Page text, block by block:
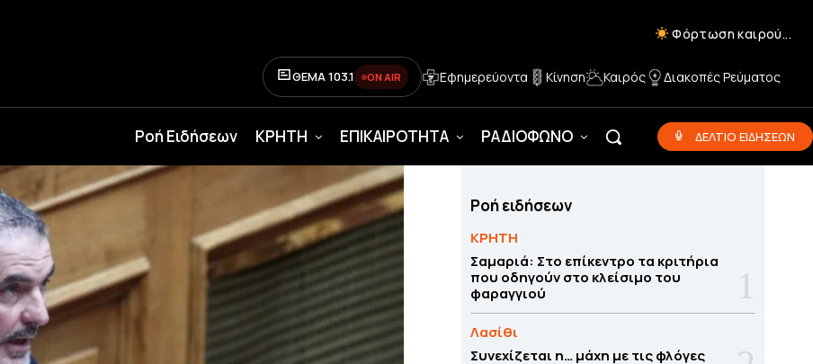
Φόρτωση καιρού...
ΘΕΜΑ 103.1 ON AIR Εφημερεύοντα Κίνηση Καιρός Διακοπές Ρεύματος
Ροή Ειδήσεων ΚΡΗΤΗ ΕΠΙΚΑΙΡΟΤΗΤΑ ΡΑΔΙΟΦΩΝΟ ΔΕΛΤΙΟ ΕΙΔΗΣΕΩΝ
Ροή ειδήσεων
ΚΡΗΤΗ
Σαμαριά: Στο επίκεντρο τα κριτήρια
που οδηγούν στο κλείσιμο του
φαραγγιού
Λασίθι
Συνεχίζεται η… μάχη με τις φλόγες